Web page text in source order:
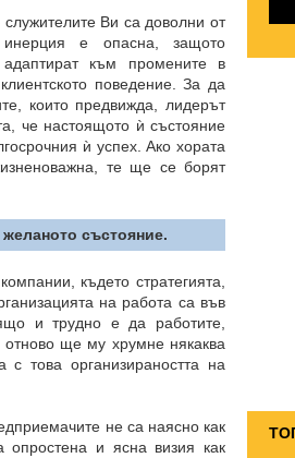
Ви са доволни от
инерция е опасна, защото
към промените в
поведение. За да
които предвижда, лидерът
че настоящото ѝ състояние
ѝ успех. Ако хората
те ще се борят
състояние.
където стратегията,
на работа са във
и трудно е да работите,
ще му хрумне някаква
това организираността на
не са наясно как
опростена и ясна визия как